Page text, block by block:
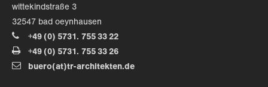
wittekindstraße 3
32547 bad oeynhausen
+49 (0) 5731. 755 33 22
+49 (0) 5731. 755 33 26
buero(at)tr-architekten.de